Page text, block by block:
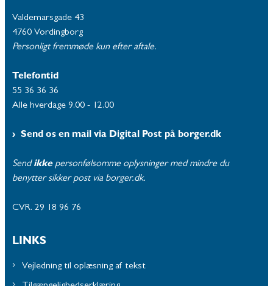
Valdemarsgade 43
4760 Vordingborg
Personligt fremmøde kun efter aftale.
Telefontid
55 36 36 36
Alle hverdage 9.00 - 12.00
Send os en mail via Digital Post på borger.dk
Send ikke personfølsomme oplysninger med mindre du
benytter sikker post via borger.dk.
CVR. 29 18 96 76
LINKS
Vejledning til oplæsning af tekst